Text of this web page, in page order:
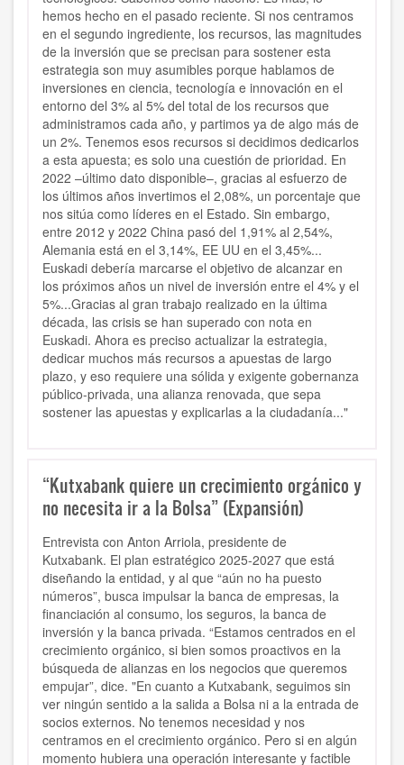
hemos hecho en el pasado reciente. Si nos centramos
en el segundo ingrediente, los recursos, las magnitudes
de la inversión que se precisan para sostener esta
estrategia son muy asumibles porque hablamos de
inversiones en ciencia, tecnología e innovación en el
entorno del 3% al 5% del total de los recursos que
administramos cada año, y partimos ya de algo más de
un 2%. Tenemos esos recursos si decidimos dedicarlos
a esta apuesta; es solo una cuestión de prioridad. En
2022 –último dato disponible–, gracias al esfuerzo de
los últimos años invertimos el 2,08%, un porcentaje que
nos sitúa como líderes en el Estado. Sin embargo,
entre 2012 y 2022 China pasó del 1,91% al 2,54%,
Alemania está en el 3,14%, EE UU en el 3,45%...
Euskadi debería marcarse el objetivo de alcanzar en
los próximos años un nivel de inversión entre el 4% y el
5%...Gracias al gran trabajo realizado en la última
década, las crisis se han superado con nota en
Euskadi. Ahora es preciso actualizar la estrategia,
dedicar muchos más recursos a apuestas de largo
plazo, y eso requiere una sólida y exigente gobernanza
público-privada, una alianza renovada, que sepa
sostener las apuestas y explicarlas a la ciudadanía..."
“Kutxabank quiere un crecimiento orgánico y
no necesita ir a la Bolsa” (Expansión)
Entrevista con Anton Arriola, presidente de
Kutxabank. El plan estratégico 2025-2027 que está
diseñando la entidad, y al que “aún no ha puesto
números”, busca impulsar la banca de empresas, la
financiación al consumo, los seguros, la banca de
inversión y la banca privada. “Estamos centrados en el
crecimiento orgánico, si bien somos proactivos en la
búsqueda de alianzas en los negocios que queremos
empujar”, dice. "En cuanto a Kutxabank, seguimos sin
ver ningún sentido a la salida a Bolsa ni a la entrada de
socios externos. No tenemos necesidad y nos
centramos en el crecimiento orgánico. Pero si en algún
momento hubiera una operación interesante y factible